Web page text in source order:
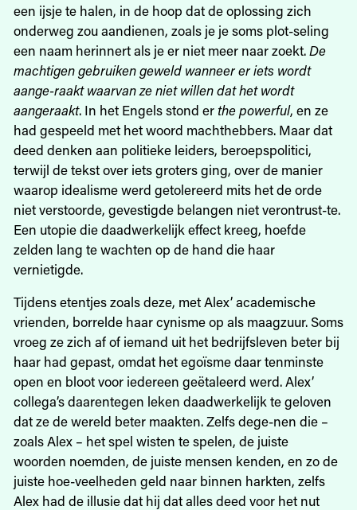
een ijsje te halen, in de hoop dat de oplossing zich
onderweg zou aandienen, zoals je je soms plot-seling
een naam herinnert als je er niet meer naar zoekt.De
machtigen gebruiken geweld wanneer er iets wordt
aange-raakt waarvan ze niet willen dat het wordt
aangeraakt. In het Engels stond er the powerful, en ze
had gespeeld met het woord machthebbers. Maar dat
deed denken aan politieke leiders, beroepspolitici,
terwijl de tekst over iets groters ging, over de manier
waarop idealisme werd getolereerd mits het de orde
niet verstoorde, gevestigde belangen niet verontrust-te.
Een utopie die daadwerkelijk effect kreeg, hoefde
zelden lang te wachten op de hand die haar
vernietigde.
Tijdens etentjes zoals deze, met Alex’ academische
vrienden, borrelde haar cynisme op als maagzuur. Soms
vroeg ze zich af of iemand uit het bedrijfsleven beter bij
haar had gepast, omdat het egoïsme daar tenminste
open en bloot voor iedereen geëtaleerd werd. Alex’
collega’s daarentegen leken daadwerkelijk te geloven
dat ze de wereld beter maakten. Zelfs dege-nen die –
zoals Alex – het spel wisten te spelen, de juiste
woorden noemden, de juiste mensen kenden, en zo de
juiste hoe-veelheden geld naar binnen harkten, zelfs
Alex had de illusie dat hij dat alles deed voor het nut